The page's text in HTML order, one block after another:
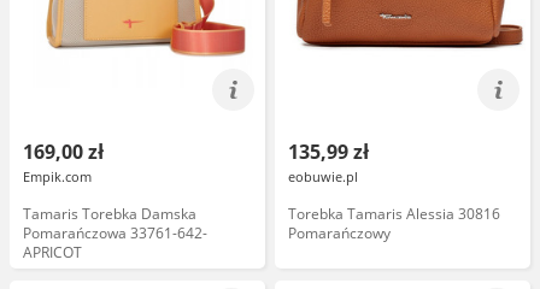
169,00 zł
Empik.com
Tamaris Torebka Damska
Pomarańczowa 33761-642-
APRICOT
135,99 zł
eobuwie.pl
Torebka Tamaris Alessia 30816
Pomarańczowy